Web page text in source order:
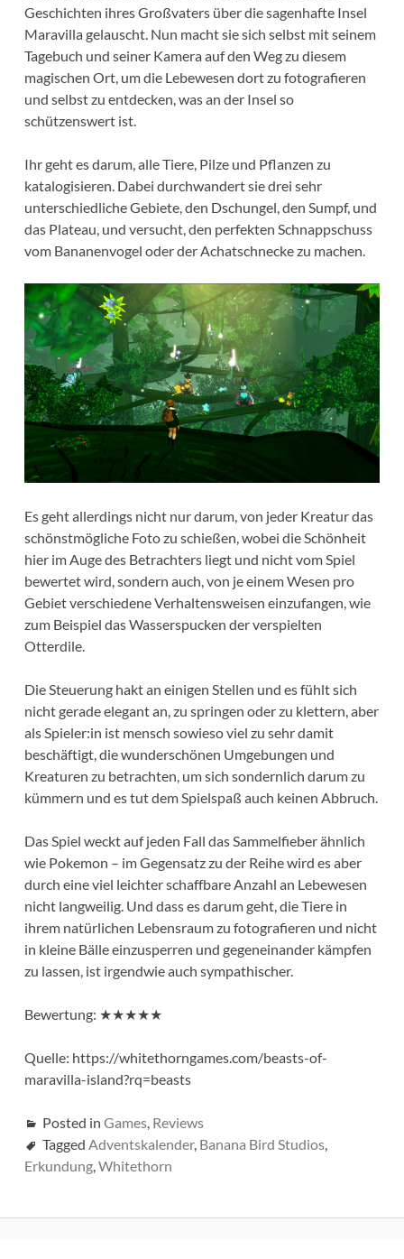
Geschichten ihres Großvaters über die sagenhafte Insel
Maravilla gelauscht. Nun macht sie sich selbst mit seinem
Tagebuch und seiner Kamera auf den Weg zu diesem
magischen Ort, um die Lebewesen dort zu fotografieren
und selbst zu entdecken, was an der Insel so
schützenswert ist.
Ihr geht es darum, alle Tiere, Pilze und Pflanzen zu
katalogisieren. Dabei durchwandert sie drei sehr
unterschiedliche Gebiete, den Dschungel, den Sumpf, und
das Plateau, und versucht, den perfekten Schnappschuss
vom Bananenvogel oder der Achatschnecke zu machen.
Es geht allerdings nicht nur darum, von jeder Kreatur das
schönstmögliche Foto zu schießen, wobei die Schönheit
hier im Auge des Betrachters liegt und nicht vom Spiel
bewertet wird, sondern auch, von je einem Wesen pro
Gebiet verschiedene Verhaltensweisen einzufangen, wie
zum Beispiel das Wasserspucken der verspielten
Otterdile.
Die Steuerung hakt an einigen Stellen und es fühlt sich
nicht gerade elegant an, zu springen oder zu klettern, aber
als Spieler:in ist mensch sowieso viel zu sehr damit
beschäftigt, die wunderschönen Umgebungen und
Kreaturen zu betrachten, um sich sondernlich darum zu
kümmern und es tut dem Spielspaß auch keinen Abbruch.
Das Spiel weckt auf jeden Fall das Sammelfieber ähnlich
wie Pokemon – im Gegensatz zu der Reihe wird es aber
durch eine viel leichter schaffbare Anzahl an Lebewesen
nicht langweilig. Und dass es darum geht, die Tiere in
ihrem natürlichen Lebensraum zu fotografieren und nicht
in kleine Bälle einzusperren und gegeneinander kämpfen
zu lassen, ist irgendwie auch sympathischer.
Bewertung: ★★★★★
Quelle: https://whitethorngames.com/beasts-of-
maravilla-island?rq=beasts
Posted in Games, Reviews
Tagged Adventskalender, Banana Bird Studios,
Erkundung, Whitethorn